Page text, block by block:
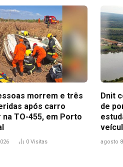
morrem e três
após carro
na TO-455, em Porto
0 Visitas
Dnit
de
agosto